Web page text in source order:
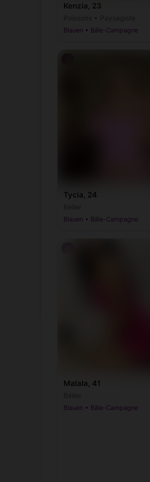
Kenzia, 23
Blauen • Bâle-Campagne
Tycia, 24
Blauen • Bâle-Campagne
Malala, 41
Blauen • Bâle-Campagne